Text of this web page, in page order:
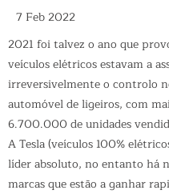
7 Feb 2022
2021 foi talvez o ano que
veículos elétricos estavam a
irreversivelmente o controlo
automóvel de ligeiros, com
6.700.000 de unidades
A Tesla (veículos 100%
líder absoluto, no entanto há
marcas que estão a ganhar